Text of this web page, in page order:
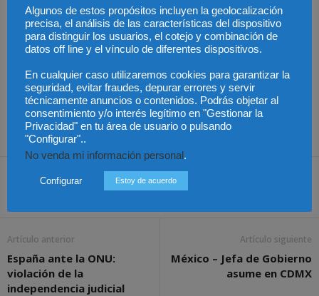
un producto complejo y de elevado riesgo a quien no quería asumir
dichos riesgos”, concluye el socio-director de navascusi.com
Artículo anterior
España ante la ONU:
violación de la
independencia judicial
Artículo siguiente
México – Jefa de Gobierno
asume en CDMX
Algunos de estos propósitos incluyen la geolocalización
precisa, el análisis de las características del dispositivo
para distinguir los usuarios, el cotejo y combinación de
datos off line y el vínculo de diferentes dispositivos.
En cualquier caso utilizaremos cookies para garantizar la
seguridad, evitar fraudes, depurar errores y servir
técnicamente anuncios o contenidos. Podrás objetar al
consentimiento y/o interés legítimo en "Gestionar la
Privacidad" en tu área de usuario o pulsando
"Configurar"..
No venda mi información personal .
Configurar Estoy de acuerdo